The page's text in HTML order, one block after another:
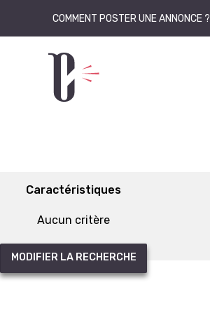
COMMENT POSTER UNE ANNONCE ?
Caractéristiques
Aucun critère
MODIFIER LA RECHERCHE